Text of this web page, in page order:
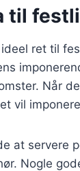
til
ret til
Når
vil
at servere
Nogle